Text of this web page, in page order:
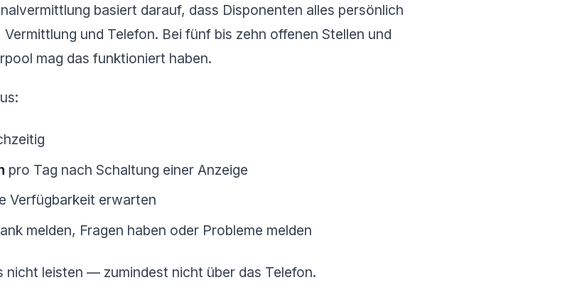
basiert darauf, dass Disponenten alles persönlich
und Telefon. Bei fünf bis zehn offenen Stellen und
mag das funktioniert haben.
pro Tag nach Schaltung einer Anzeige
Verfügbarkeit erwarten
melden, Fragen haben oder Probleme melden
nicht leisten — zumindest nicht über das Telefon.